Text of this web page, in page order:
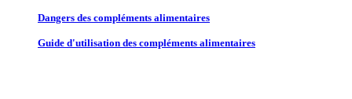
Dangers des compléments alimentaires
Guide d'utilisation des compléments alimentaires